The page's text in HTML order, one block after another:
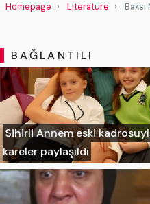
Homepage Literature
BAĞLANTILI
Sihirli Annem eski
kareler paylaşıldı